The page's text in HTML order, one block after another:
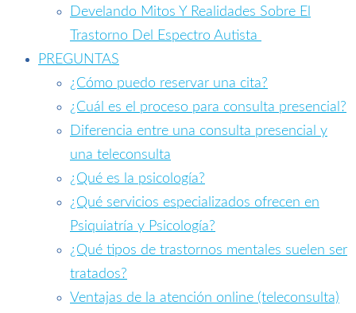
Develando Mitos Y Realidades Sobre El
Trastorno Del Espectro Autista
PREGUNTAS
¿Cómo puedo reservar una cita?
¿Cuál es el proceso para consulta presencial?
Diferencia entre una consulta presencial y
una teleconsulta
¿Qué es la psicología?
¿Qué servicios especializados ofrecen en
Psiquiatría y Psicología?
¿Qué tipos de trastornos mentales suelen ser
tratados?
Ventajas de la atención online (teleconsulta)